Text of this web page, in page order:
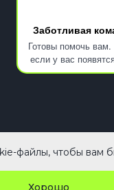
Заботливая
Готовы помочь
если у вас
файлы, чтобы вам
Хорошо